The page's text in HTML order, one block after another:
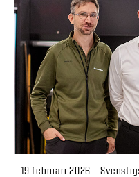
19 februari 2026 - Svenstigs